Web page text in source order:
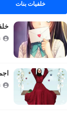
خلفيات بنات